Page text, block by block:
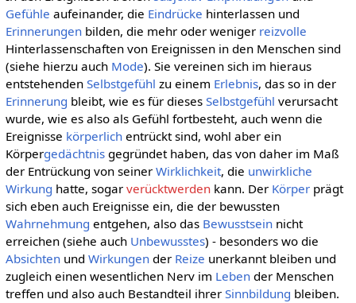
Gefühle aufeinander, die Eindrücke hinterlassen und
Erinnerungenbilden, die mehr oder weniger reizvolle
Hinterlassenschaften von Ereignissen in den Menschen sind
(siehe hierzu auch Mode). Sie vereinen sich im hieraus
entstehenden Selbstgefühl zu einem Erlebnis, das so in der
Erinnerung bleibt, wie es für dieses Selbstgefühl verursacht
wurde, wie es also als Gefühl fortbesteht, auch wenn die
Ereignisse körperlichentrückt sind, wohl aber ein
Körpergedächtnisgegründet haben, das von daher im Maß
der Entrückung von seiner Wirklichkeit, die unwirkliche
Wirkung hatte, sogar verücktwerdenkann. Der Körperprägt
sich eben auch Ereignisse ein, die der bewussten
Wahrnehmung entgehen, also das Bewusstseinnicht
erreichen (siehe auch Unbewusstes) - besonders wo die
Absichtenund Wirkungender Reize unerkannt bleiben und
zugleich einen wesentlichen Nerv im Lebender Menschen
treffen und also auch Bestandteil ihrer Sinnbildung bleiben.